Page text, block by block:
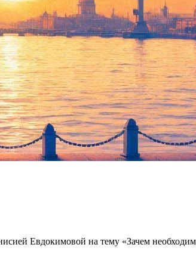
жизнь
Евдокимовой на тему «Зачем